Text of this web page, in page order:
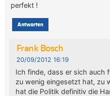
perfekt !
Antworten
Frank Bosch
20/09/2012 16:19
Ich finde, dass er sich auch
zu wenig eingesetzt hat, zu
hat die Politik definitiv die